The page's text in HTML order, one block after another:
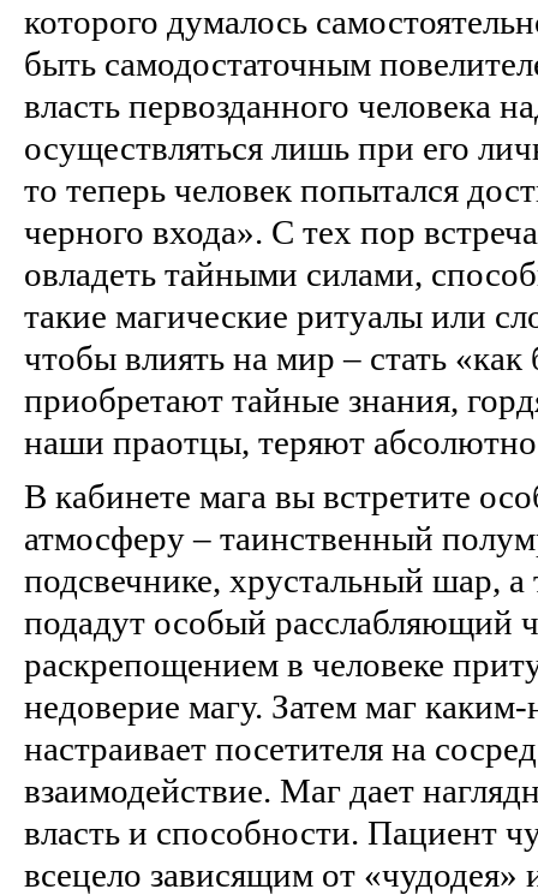
которого думалось
быть самодостаточным
власть первозданного человека
осуществляться лишь при его
то теперь человек попытался
черного входа». С тех пор
овладеть тайными силами,
такие магические ритуалы или
чтобы влиять на мир – стать
приобретают тайные знания,
наши праотцы, теряют абсолютно
В кабинете мага вы встретите
атмосферу – таинственный
подсвечнике, хрустальный шар,
подадут особый расслабляющий
раскрепощением в человеке
недоверие магу. Затем маг
настраивает посетителя на
взаимодействие. Маг дает
власть и способности. Пациент
всецело зависящим от «чудодея»